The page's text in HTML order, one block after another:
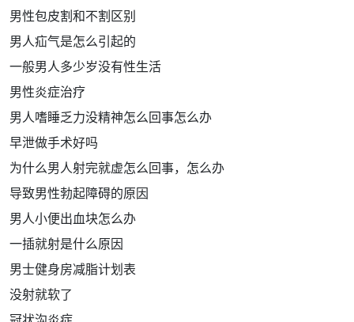
男性包皮割和不割区别
男人疝气是怎么引起的
一般男人多少岁没有性生活
男性炎症治疗
男人嗜睡乏力没精神怎么回事怎么办
早泄做手术好吗
为什么男人射完就虚怎么回事，怎么办
导致男性勃起障碍的原因
男人小便出血块怎么办
一插就射是什么原因
男士健身房减脂计划表
没射就软了